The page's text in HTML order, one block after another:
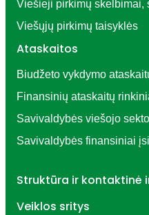
Viešieji pirkimų skelbimai,
Viešųjų pirkimų taisyklės
Ataskaitos
Biudžeto vykdymo
Finansinių ataskaitų
Savivaldybės viešojo
Savivaldybės finansiniai
Struktūra ir kontaktinė
Veiklos sritys